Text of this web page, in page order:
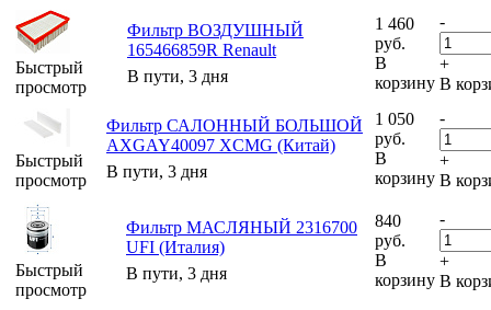
Быстрый
просмотр
Фильтр ВОЗДУШНЫЙ
165466859R Renault
В пути, 3 дня
1 460
руб.
В
корзину
-
+
В
Быстрый
просмотр
Фильтр САЛОННЫЙ БОЛЬШОЙ
AXGAY40097 XCMG (Китай)
В пути, 3 дня
1 050
руб.
В
корзину
-
+
В
Быстрый
просмотр
Фильтр МАСЛЯНЫЙ 2316700
UFI (Италия)
В пути, 3 дня
840
руб.
В
корзину
-
+
В